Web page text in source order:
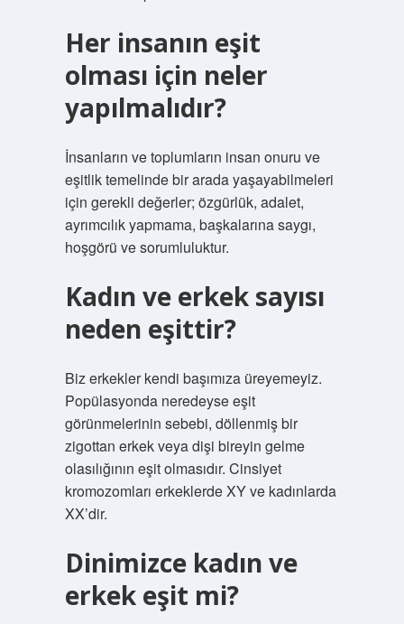
Her insanın eşit
olması için neler
yapılmalıdır?
İnsanların ve toplumların insan onuru ve
eşitlik temelinde bir arada yaşayabilmeleri
için gerekli değerler; özgürlük, adalet,
ayrımcılık yapmama, başkalarına saygı,
hoşgörü ve sorumluluktur.
Kadın ve erkek sayısı
neden eşittir?
Biz erkekler kendi başımıza üreyemeyiz.
Popülasyonda neredeyse eşit
görünmelerinin sebebi, döllenmiş bir
zigottan erkek veya dişi bireyin gelme
olasılığının eşit olmasıdır. Cinsiyet
kromozomları erkeklerde XY ve kadınlarda
XX’dir.
Dinimizce kadın ve
erkek eşit mi?